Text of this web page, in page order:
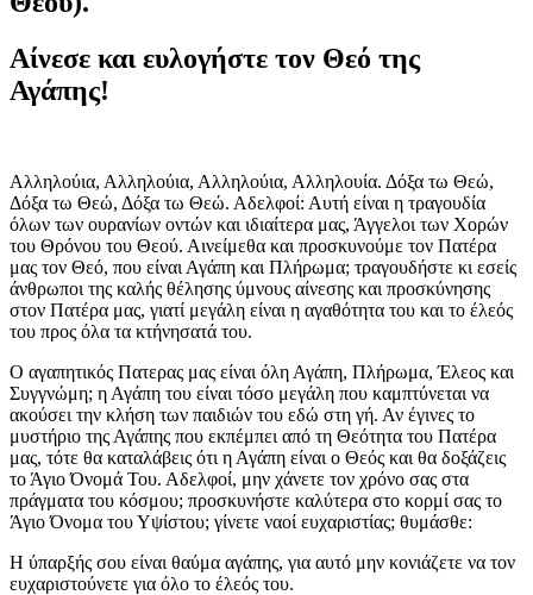
Αίνεσε και ευλογήστε τον Θεό της
Αγάπης!
Αλληλούια, Αλληλούια, Αλληλούια, Αλληλουία. Δόξα τω Θεώ,
Δόξα τω Θεώ, Δόξα τω Θεώ. Αδελφοί: Αυτή είναι η τραγουδία
όλων των ουρανίων οντών και ιδιαίτερα μας, Άγγελοι των Χορών
του Θρόνου του Θεού. Αινείμεθα και προσκυνούμε τον Πατέρα
μας τον Θεό, που είναι Αγάπη και Πλήρωμα; τραγουδήστε κι εσείς
άνθρωποι της καλής θέλησης ύμνους αίνεσης και προσκύνησης
στον Πατέρα μας, γιατί μεγάλη είναι η αγαθότητα του και το έλεός
του προς όλα τα κτήνησατά του.
Ο αγαπητικός Πατερας μας είναι όλη Αγάπη, Πλήρωμα, Έλεος και
Συγγνώμη; η Αγάπη του είναι τόσο μεγάλη που καμπτύνεται να
ακούσει την κλήση των παιδιών του εδώ στη γή. Αν έγινες το
μυστήριο της Αγάπης που εκπέμπει από τη Θεότητα του Πατέρα
μας, τότε θα καταλάβεις ότι η Αγάπη είναι ο Θεός και θα δοξάζεις
το Άγιο Όνομά Του. Αδελφοί, μην χάνετε τον χρόνο σας στα
πράγματα του κόσμου; προσκυνήστε καλύτερα στο κορμί σας το
Άγιο Όνομα του Υψίστου; γίνετε ναοί ευχαριστίας; θυμάσθε:
Η ύπαρξής σου είναι θαύμα αγάπης, για αυτό μην κονιάζετε να τον
ευχαριστούνετε για όλο το έλεός του.